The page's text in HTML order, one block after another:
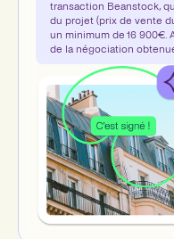
transaction Beanstock,
du projet (prix de vente
un minimum de 16 900€.
de la négociation